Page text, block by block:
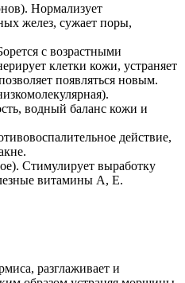
Нормализует
желез, сужает поры,
с возрастными
клетки кожи, устраняет
появляться новым.
водный баланс кожи и
действие,
Стимулирует выработку
витамины А, Е.
разглаживает и